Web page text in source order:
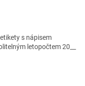
s nápisem
letopočtem 20__